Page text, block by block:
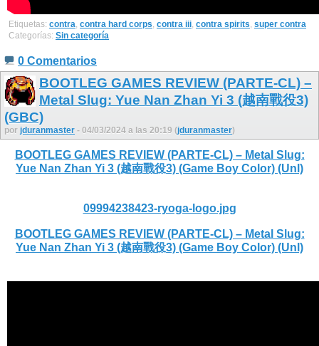
Etiquetas: contra, contra hard corps, contra iii, contra spirits, super contra
Categorías: Sin categoría
0 Comentarios
BOOTLEG GAMES REVIEW (PARTE-CL) –
Metal Slug: Yue Nan Zhan Yi 3 (越南戰役3)
(GBC)
por jduranmaster - 04/03/2024 a las 20:19 (jduranmaster)
BOOTLEG GAMES REVIEW (PARTE-CL) – Metal Slug:
Yue Nan Zhan Yi 3 (越南戰役3) (Game Boy Color) (Unl)
09994238423-ryoga-logo.jpg
BOOTLEG GAMES REVIEW (PARTE-CL) – Metal Slug:
Yue Nan Zhan Yi 3 (越南戰役3) (Game Boy Color) (Unl)